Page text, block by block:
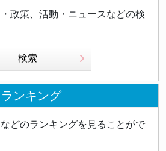
政策、活動・ニュースなどの検
検索
ランキング
どのランキングを見ることがで